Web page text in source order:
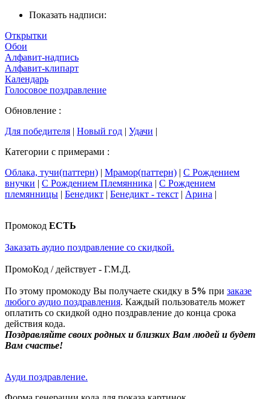
Показать надписи:
Открытки
Обои
Алфавит-надпись
Алфавит-клипарт
Календарь
Голосовое поздравление
Обновление :
Для победителя | Новый год | Удачи |
Категории с примерами :
Облака, тучи(паттерн) | Мрамор(паттерн) | С Рождением
внучки | С Рождением Племянника | С Рождением
племянницы | Бенедикт | Бенедикт - текст | Арина |
Промокод ЕСТЬ
Заказать аудио поздравление со скидкой.
ПромоКод / действует - Г.М.Д.
По этому промокоду Вы получаете скидку в 5% при заказе
любого аудио поздравления. Каждый пользователь может
оплатить со скидкой одно поздравление до конца срока
действия кода.
Поздравляйте своих родных и близких Вам людей и будет
Вам счастье!
Ауди поздравление.